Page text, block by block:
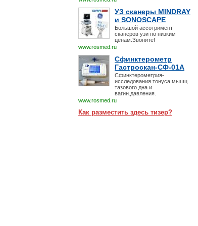
УЗ сканеры MINDRAY
и SONOSCAPE
Большой ассотримент
сканеров узи по низким
ценам.Звоните!
www.rosmed.ru
Сфинктерометр
Гастроскан-СФ-01А
Сфинктерометрия-
исследования тонуса мышц
тазового дна и
вагин.давления.
www.rosmed.ru
Как разместить здесь тизер?